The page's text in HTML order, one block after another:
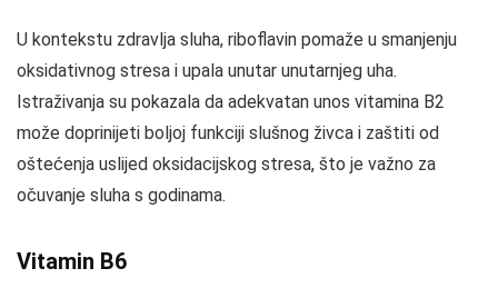
U kontekstu zdravlja sluha, riboflavin pomaže u smanjenju
oksidativnog stresa i upala unutar unutarnjeg uha.
Istraživanja su pokazala da adekvatan unos vitamina B2
može doprinijeti boljoj funkciji slušnog živca i zaštiti od
oštećenja uslijed oksidacijskog stresa, što je važno za
očuvanje sluha s godinama.
Vitamin B6